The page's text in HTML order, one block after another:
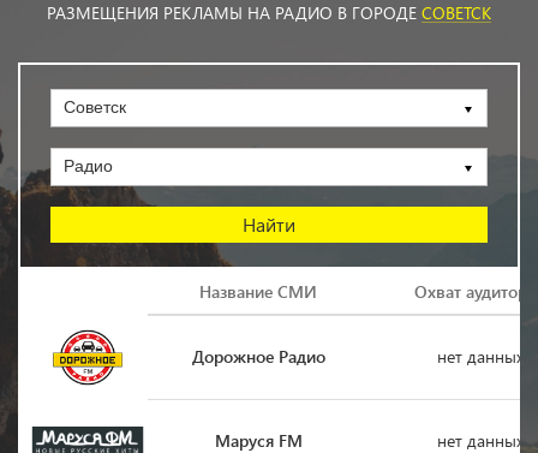
РАЗМЕЩЕНИЯ РЕКЛАМЫ НА РАДИО В ГОРОДЕ СОВЕТСК
Советск
Радио
Название СМИ Охват
Дорожное Радио нет данных
Маруся FM нет данных